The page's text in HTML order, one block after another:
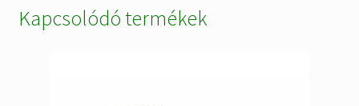
Kapcsolódó termékek